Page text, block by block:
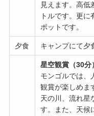
見えます。高低
トルです。更
ポットです。
夕食 キャンプにて夕
星空観賞（30分
モンゴルでは、
観賞が楽しめま
天の川、流れ星
す。また、天候